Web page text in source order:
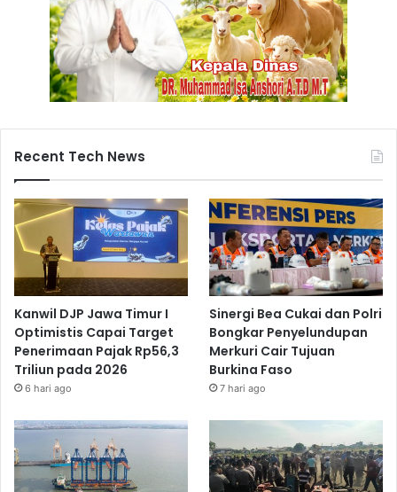
Recent Tech News
Kanwil DJP Jawa Timur I
Optimistis Capai Target
Penerimaan Pajak Rp56,3
Triliun pada 2026
6 hari ago
Sinergi Bea Cukai dan Polri
Bongkar Penyelundupan
Merkuri Cair Tujuan
Burkina Faso
7 hari ago